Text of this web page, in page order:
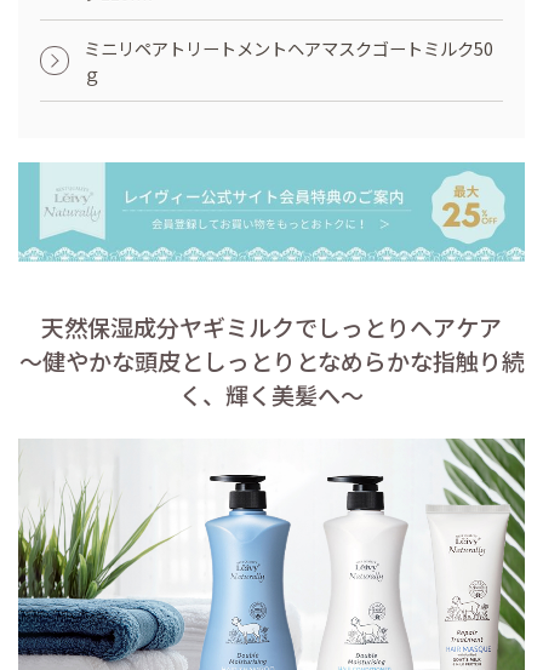
ミニリペアトリートメントヘアマスクゴートミルク50
ｇ
天然保湿成分ヤギミルクでしっとりヘアケア
～健やかな頭皮としっとりとなめらかな指触り続
く、輝く美髪へ～